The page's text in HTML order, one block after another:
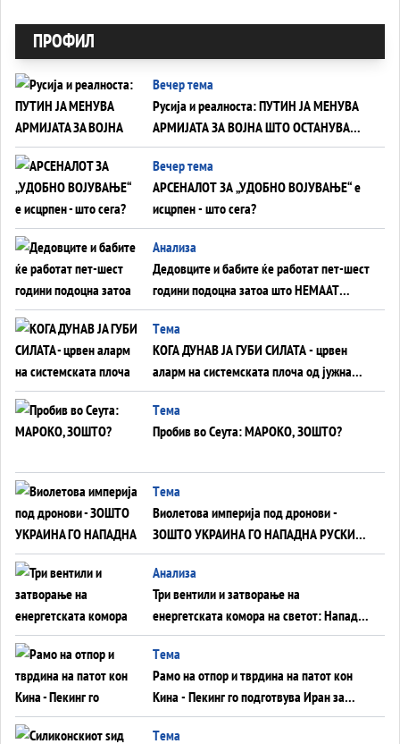
ПРОФИЛ
Вечер тема
Русија и реалноста: ПУТИН ЈА МЕНУВА
АРМИЈАТА ЗА ВОЈНА ШТО ОСТАНУВА
БЕЗ ФРОНТ
Вечер тема
АРСЕНАЛОТ ЗА „УДОБНО ВОЈУВАЊЕ“ е
исцрпен - што сега?
Анализа
Дедовците и бабите ќе работат пет-шест
години подоцна затоа што НЕМААТ
ВНУЦИ ДА ГИ ЗАМЕНАТ
Tема
КОГА ДУНАВ ЈА ГУБИ СИЛАТА - црвен
аларм на системската плоча од јужна
Германија до Црното Море...
Tема
Пробив во Сеута: МАРОКО, ЗОШТО?
Tема
Виолетова империја под дронови -
ЗОШТО УКРАИНА ГО НАПАДНА РУСКИОТ
WILDBERRIES
Aнализа
Три вентили и затворање на
енергетската комора на светот: Нападот
во Суец најавува глобален енергетски
инфаркт?
Tема
Рамо на отпор и тврдина на патот кон
Кина - Пекинг го подготвува Иран за
американска копнена инвазија
Tема